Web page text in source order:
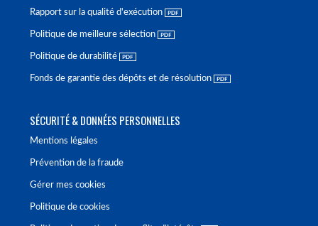
Rapport sur la qualité d'exécution
Politique de meilleure sélection
Politique de durabilité
Fonds de garantie des dépôts et de résolution
SÉCURITÉ & DONNÉES PERSONNELLES
Mentions légales
Prévention de la fraude
Gérer mes cookies
Politique de cookies